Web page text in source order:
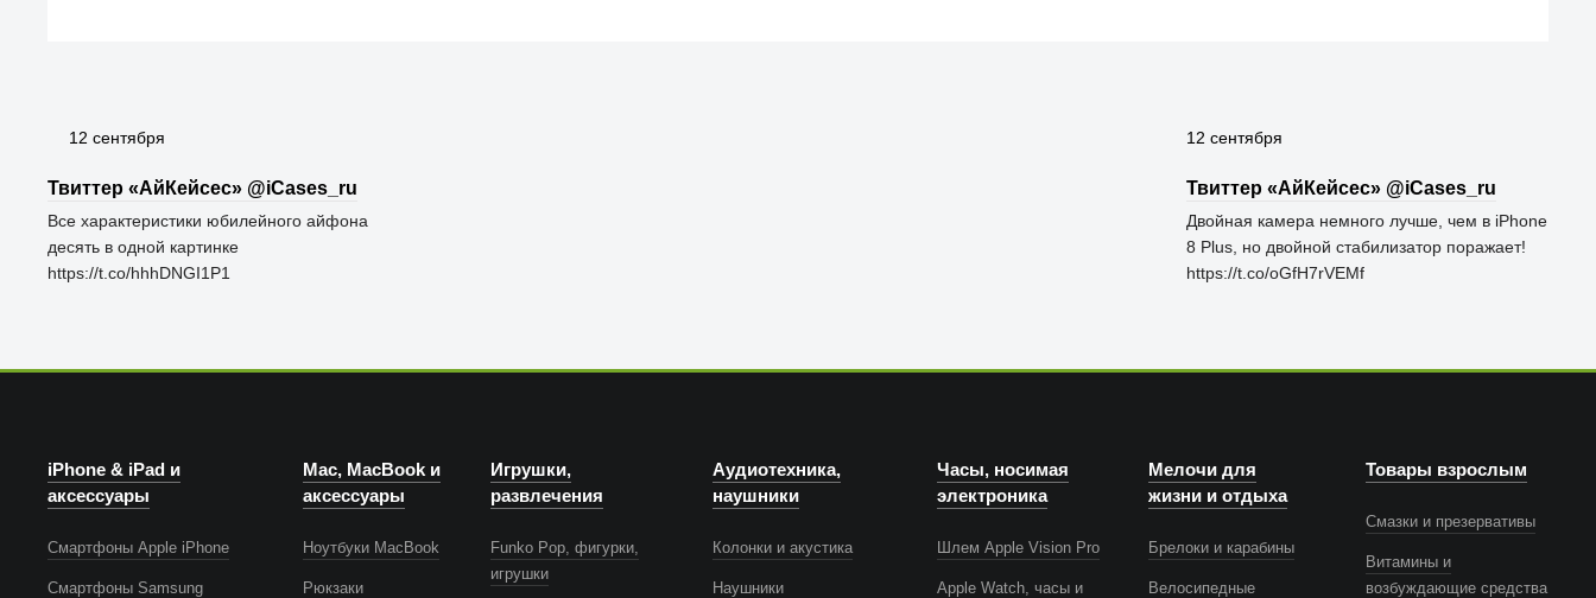
12 сентября
Твиттер «АйКейсес» ‏@iCases_ru
Двойная камера немного лучше, чем в iPhone
8 Plus, но двойной стабилизатор поражает!
https://t.co/oGfH7rVEMf
12 сентября
Твиттер «АйКейсес» ‏@iCases_ru
Все характеристики юбилейного айфона
десять в одной картинке
https://t.co/hhhDNGI1P1
iPhone & iPad и
аксессуары
Смартфоны Apple iPhone
Смартфоны Samsung
Mac, MacBook и
аксессуары
Ноутбуки MacBook
Рюкзаки
Игрушки,
развлечения
Funko Pop, фигурки,
игрушки
Аудиотехника,
наушники
Колонки и акустика
Наушники
Часы, носимая
электроника
Шлем Apple Vision Pro
Apple Watch, часы и
Мелочи для
жизни и отдыха
Брелоки и карабины
Велосипедные
Товары взрослым
Смазки и презервативы
Витамины и
возбуждающие средства